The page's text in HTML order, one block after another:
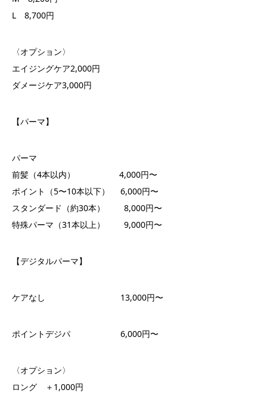
L 8,700円
〈オプション〉
エイジングケア2,000円
ダメージケア3,000円
【パーマ】
パーマ
前髪（4本以内） 4,000円〜
ポイント（5〜10本以下） 6,000円〜
スタンダード（約30本） 8,000円〜
特殊パーマ（31本以上） 9,000円〜
【デジタルパーマ】
ケアなし 13,000円〜
ポイントデジパ 6,000円〜
〈オプション〉
ロング ＋1,000円